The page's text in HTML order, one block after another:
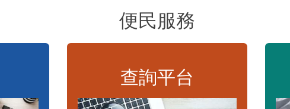
便民服務
查詢平台